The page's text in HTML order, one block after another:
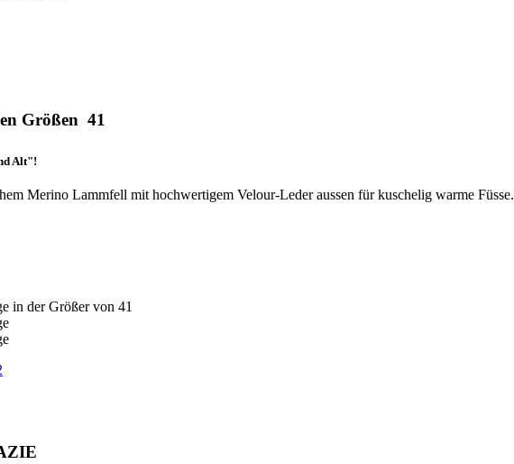
Größen 41
Alt"!
Merino Lammfell mit hochwertigem Velour-Leder aussen für kuschelig warme Füsse.